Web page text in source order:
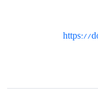
https://